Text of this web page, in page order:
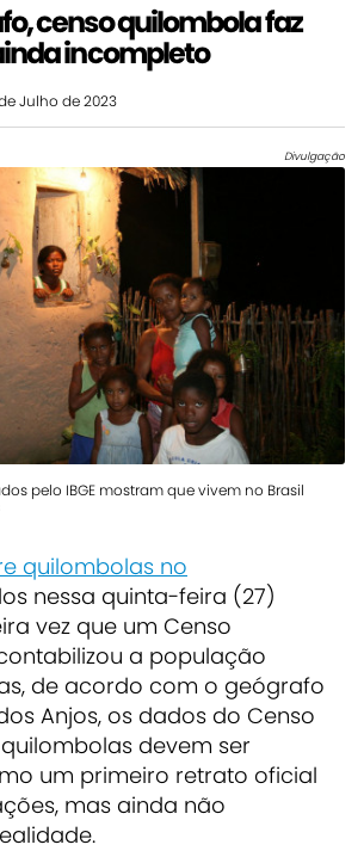
censo quilombola faz
incompleto
Julho de 2023
Divulgação
pelo IBGE mostram que vivem no Brasil
quilombolas no
nessa quinta-feira (27)
vez que um Censo
a população
de acordo com o geógrafo
Anjos, os dados do Censo
devem ser
um primeiro retrato oficial
mas ainda não